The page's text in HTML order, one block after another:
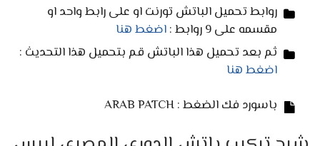
روابط تحميل الباتش تورنت او على رابط واحد او
مقسمه على 9 روابط :
اضغط هنا
ثم بعد تحميل هذا الباتش قم بتحميل هذا التحديث :
اضغط هنا
باسورد فك الضغط : ARAB PATCH